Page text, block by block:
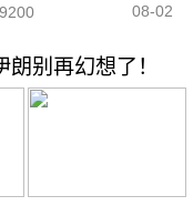
9200 08-02
别再幻想了！